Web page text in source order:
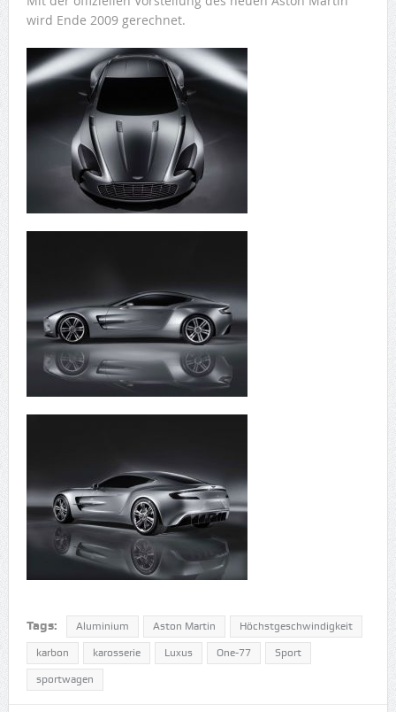
wird Ende 2009 gerechnet.
Tags: Aluminium Aston Martin Höchstgeschwindigkeit
karbon karosserie Luxus One-77 Sport
sportwagen